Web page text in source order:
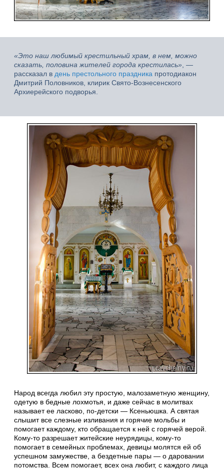
«Это наш любимый крестильный храм, в нем, можно
сказать, половина жителей города крестилась», —
рассказал в день престольного праздника протодиакон
Дмитрий Половников, клирик Свято-Вознесенского
Архиерейского подворья.
Народ всегда любил эту простую, малозаметную женщину,
одетую в бедные лохмотья, и даже сейчас в молитвах
называет ее ласково, по-детски — Ксеньюшка. А святая
слышит все слезные изливания и горячие мольбы и
помогает каждому, кто обращается к ней с горячей верой.
Кому-то разрешает житейские неурядицы, кому-то
помогает в семейных проблемах, девицы молятся ей об
успешном замужестве, а бездетные пары — о даровании
потомства. Всем помогает, всех она любит, с каждого лица